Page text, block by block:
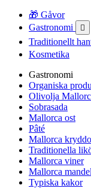
🎁 Gåvor
Gastronomi

Traditionellt
Kosmetika
Gastronomi
Organiska
Olivolja
Sobrasada
Mallorca ost
Pâté
Mallorca
Traditionella
Mallorca viner
Mallorca mandel
Typiska kakor